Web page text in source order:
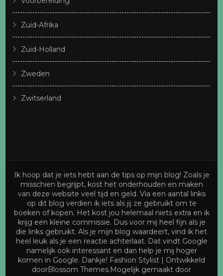
Zuid-Afrika
Zuid-Holland
Zweden
Zwitserland
Ik hoop dat je iets hebt aan de tips op mijn blog! Zoals je
misschien begrijpt, kost het onderhouden en maken
van deze website veel tijd en geld. Via een aantal links
op dit blog verdien ik iets als jij ze gebruikt om te
boeken of kopen. Het kost jou helemaal niets extra en ik
krijg een kleine commissie. Dus voor mij heel fijn als je
die links gebruikt. Als je mijn blog waardeert, vind ik het
heel leuk als je een reactie achterlaat. Dat vindt Google
namelijk ook interessant en dan help je mij hoger
komen in Google. Dankje! Fashion Stylist | Ontwikkeld
doorBlossom Themes.Mogelijk gemaakt door